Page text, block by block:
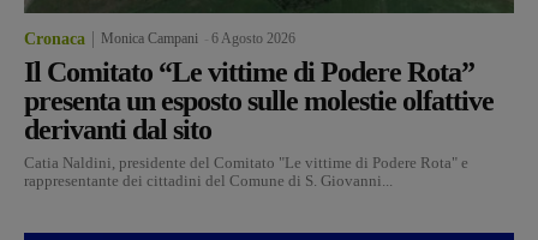
Cronaca Monica Campani 6 Agosto 2026
Il Comitato “Le vittime di Podere Rota”
presenta un esposto sulle molestie olfattive
derivanti dal sito
Catia Naldini, presidente del Comitato "Le vittime di Podere Rota" e
rappresentante dei cittadini del Comune di S. Giovanni...